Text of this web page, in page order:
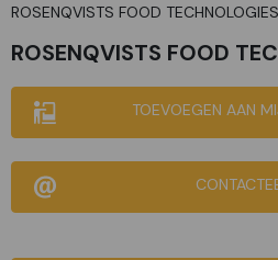
ROSENQVISTS FOOD TECHNOLOGIES
ROSENQVISTS FOOD
TOEVOEGEN AAN